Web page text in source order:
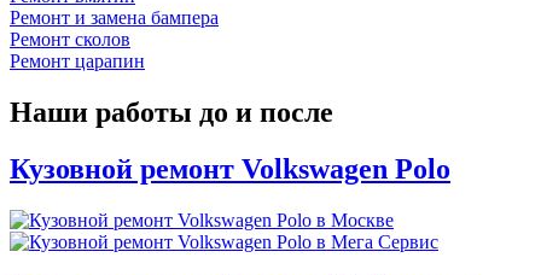
Ремонт и замена бампера
Ремонт сколов
Ремонт царапин
Наши работы до и после
Кузовной ремонт Volkswagen Polo